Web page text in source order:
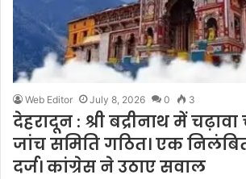
Web Editor July 8, 2026 0 3
देहरादून : श्री बद्रीनाथ में
जांच समिति गठित। एक
दर्ज। कांग्रेस ने उठाए सवाल